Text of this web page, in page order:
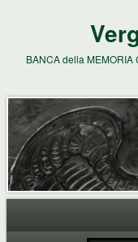
BANCA della MEMORIA